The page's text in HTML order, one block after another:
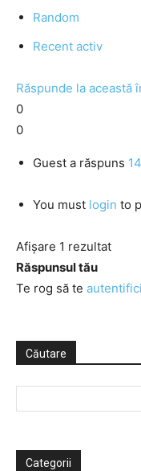
Random
Recent activ
Răspunde la această
0
0
Guest a răspuns
You must login to
Afișare 1 rezultat
Răspunsul tău
Te rog să te autentifici
Căutare
Categorii